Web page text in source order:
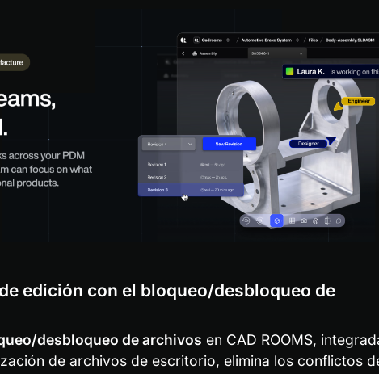
edición con el bloqueo/desbloqueo de
desbloqueo de archivos en CAD ROOMS,
de archivos de escritorio, elimina los conflictos